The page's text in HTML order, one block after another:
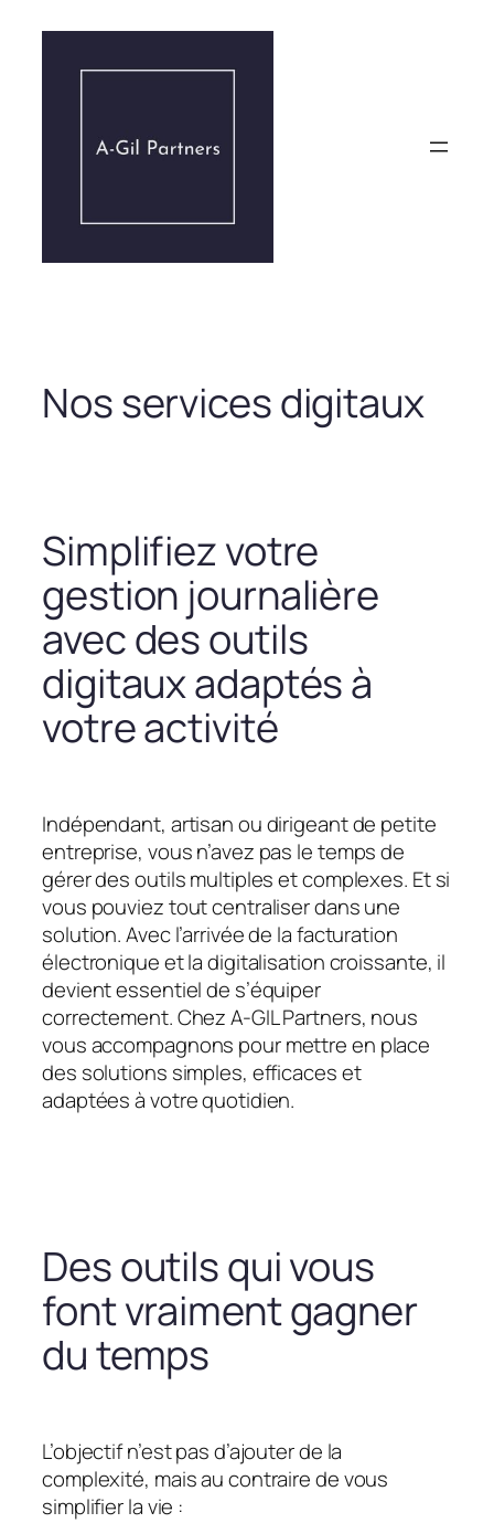
contenu
Nos services digitaux
Simplifiez votre
gestion journalière
avec des outils
digitaux adaptés à
votre activité
Indépendant, artisan ou dirigeant de petite
entreprise, vous n’avez pas le temps de
gérer des outils multiples et complexes. Et si
vous pouviez tout centraliser dans une
solution. Avec l’arrivée de la facturation
électronique et la digitalisation croissante, il
devient essentiel de s’équiper
correctement. Chez A-GIL Partners, nous
vous accompagnons pour mettre en place
des solutions simples, efficaces et
adaptées à votre quotidien.
Des outils qui vous
font vraiment gagner
du temps
L’objectif n’est pas d’ajouter de la
complexité, mais au contraire de vous
simplifier la vie :